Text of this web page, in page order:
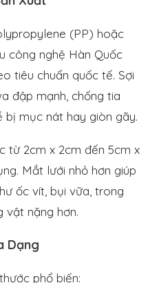
(PP) hoặc
công nghệ Hàn Quốc
tiêu chuẩn quốc tế. Sợi
đập mạnh, chống tia
bị mục nát hay giòn gãy.
từ 2cm x 2cm đến 5cm x
Mắt lưới nhỏ hơn giúp
ốc vít, bụi vữa, trong
vật nặng hơn.
Dạng
phổ biến: